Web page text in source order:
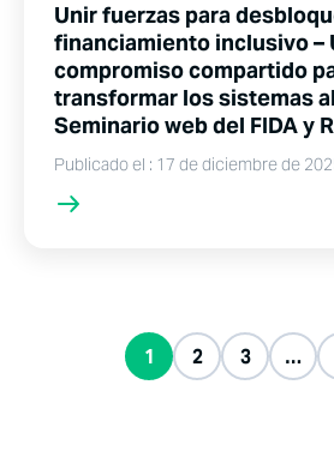
Unir fuerzas para
financiamiento inclusivo –
compromiso compartido
transformar los sistemas
Seminario web del FIDA y
Publicado el : 17 de diciembre de
1 2 3 …